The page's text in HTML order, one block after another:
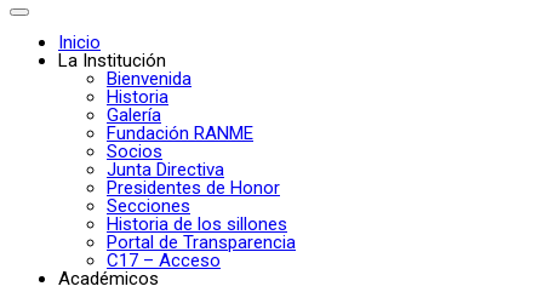
Inicio
La Institución
Bienvenida
Historia
Galería
Fundación RANME
Socios
Junta Directiva
Presidentes de Honor
Secciones
Historia de los sillones
Portal de Transparencia
C17 – Acceso
Académicos